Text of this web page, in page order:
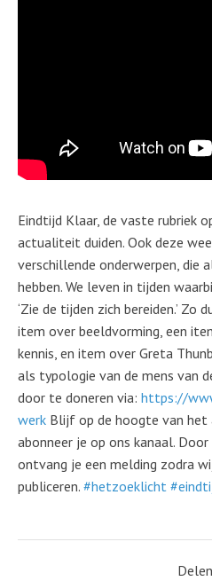
Eindtijd Klaar, de vaste rubriek
actualiteit duiden. Ook deze
verschillende onderwerpen, die
hebben. We leven in tijden
‘Zie de tijden zich bereiden.’ Zo
item over beeldvorming, een
kennis, en item over Greta
als typologie van de mens van
door te doneren via: https://
werk Blijf op de hoogte van het
abonneer je op ons kanaal.
ontvang je een melding zodra
publiceren. #hetzoeklicht